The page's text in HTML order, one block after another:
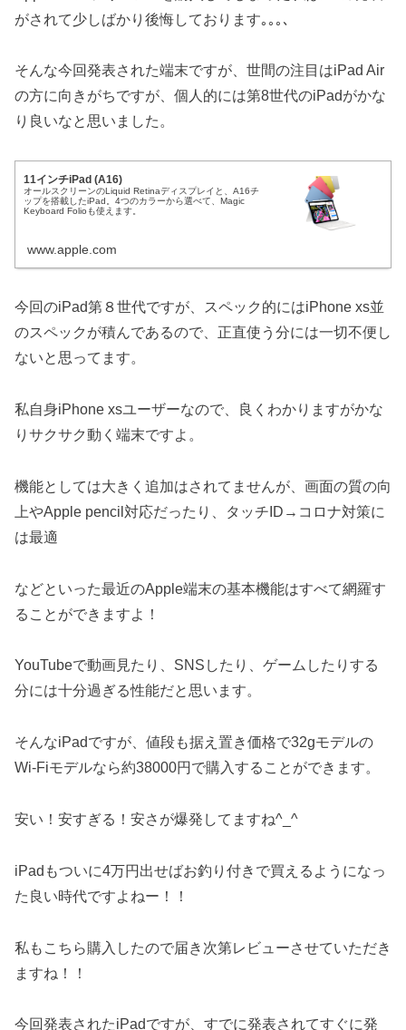
がされて少しばかり後悔しております｡｡｡､
そんな今回発表された端末ですが、世間の注目はiPad Air
の方に向きがちですが、個人的には第8世代のiPadがかな
り良いなと思いました。
11インチiPad (A16)
オールスクリーンのLiquid Retinaディスプレイと、A16チ
ップを搭載したiPad。4つのカラーから選べて、Magic
Keyboard Folioも使えます。
www.apple.com
今回のiPad第８世代ですが、スペック的にはiPhone xs並
のスペックが積んであるので、正直使う分には一切不便し
ないと思ってます。
私自身iPhone xsユーザーなので、良くわかりますがかな
りサクサク動く端末ですよ。
機能としては大きく追加はされてませんが、画面の質の向
上やApple pencil対応だったり、タッチID→コロナ対策に
は最適
などといった最近のApple端末の基本機能はすべて網羅す
ることができますよ！
YouTubeで動画見たり、SNSしたり、ゲームしたりする
分には十分過ぎる性能だと思います。
そんなiPadですが、値段も据え置き価格で32gモデルの
Wi-Fiモデルなら約38000円で購入することができます。
安い！安すぎる！安さが爆発してますね^_^
iPadもついに4万円出せばお釣り付きで買えるようになっ
た良い時代ですよねー！！
私もこちら購入したので届き次第レビューさせていただき
ますね！！
今回発表されたiPadですが、すでに発表されてすぐに発